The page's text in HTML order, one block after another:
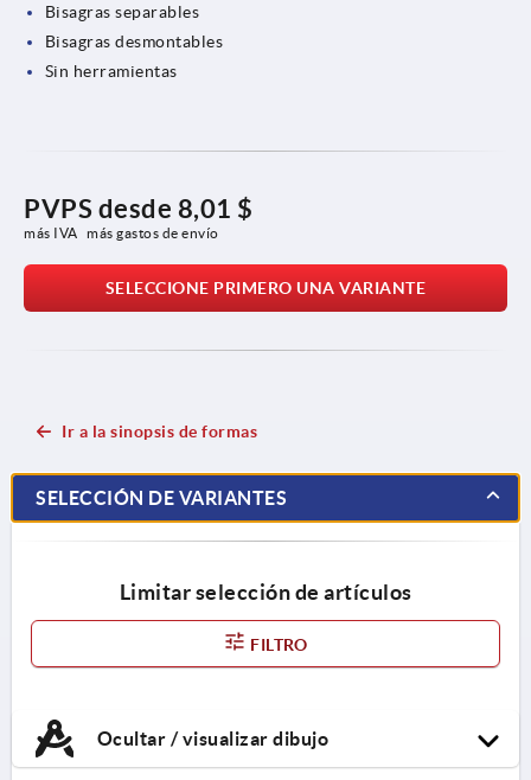
Bisagras separables
Bisagras desmontables
Sin herramientas
PVPS desde 8,01 $
más IVA más gastos de envío
SELECCIONE PRIMERO UNA VARIANTE
Ir a la sinopsis de formas
SELECCIÓN DE VARIANTES
Limitar selección de artículos
FILTRO
Ocultar / visualizar dibujo